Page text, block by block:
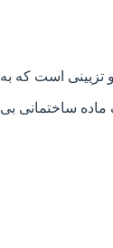
است که
ماده